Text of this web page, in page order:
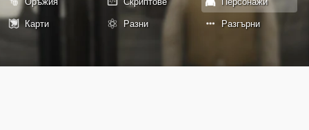
Карти
Разни Разгърни